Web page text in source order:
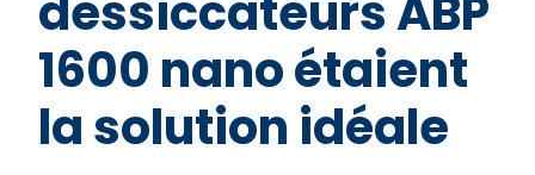
1600 nano étaient
la solution idéale